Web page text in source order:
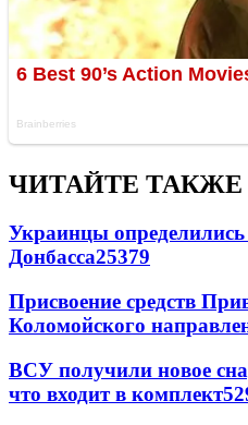
ЧИТАЙТЕ ТАКЖЕ
Украинцы определились
Донбасса25379
Присвоение средств
Коломойского
ВСУ получили новое
что входит в комплект